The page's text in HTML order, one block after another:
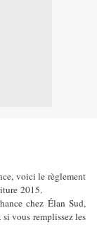
voici le règlement
2015.
chez Élan Sud,
vous remplissez les